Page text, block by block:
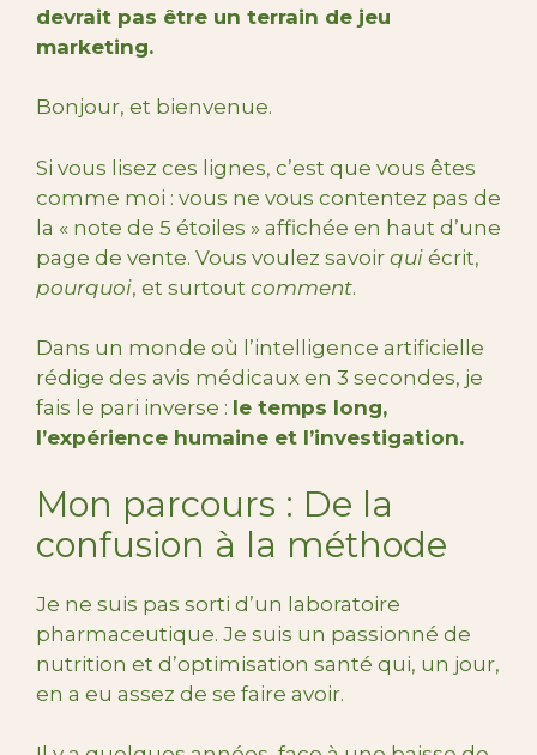
devrait pas être un terrain de jeu
marketing.
Bonjour, et bienvenue.
Si vous lisez ces lignes, c’est que vous êtes
comme moi : vous ne vous contentez pas de
la « note de 5 étoiles » affichée en haut d’une
page de vente. Vous voulez savoir qui écrit,
pourquoi, et surtout comment.
Dans un monde où l’intelligence artificielle
rédige des avis médicaux en 3 secondes, je
fais le pari inverse : le temps long,
l’expérience humaine et l’investigation.
Mon parcours : De la
confusion à la méthode
Je ne suis pas sorti d’un laboratoire
pharmaceutique. Je suis un passionné de
nutrition et d’optimisation santé qui, un jour,
en a eu assez de se faire avoir.